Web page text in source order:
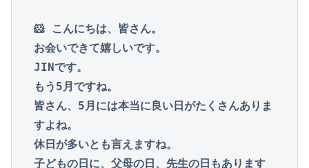
🐹 こんにちは、皆さん。
お会いできて嬉しいです。
JINです。
もう5月ですね。
皆さん、5月には本当に良い日がたくさんありま
すよね。
休日が多いとも言えますね。
子どもの日に、父母の日、先生の日もあります